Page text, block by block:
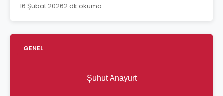
16 Şubat 20262 dk okuma
GENEL